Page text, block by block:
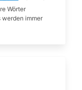
Wörter
immer